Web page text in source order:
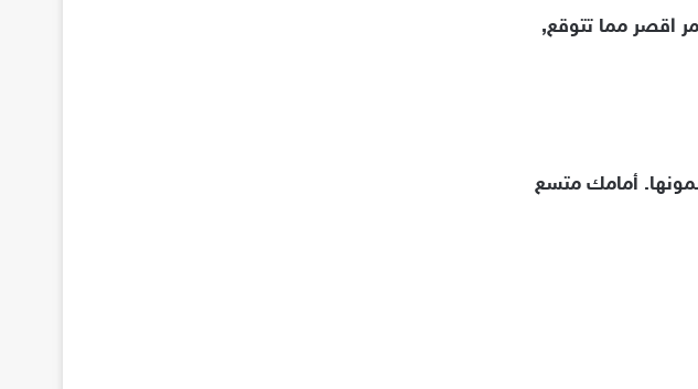
اقصر مما تتوقع,
أمامك متسع